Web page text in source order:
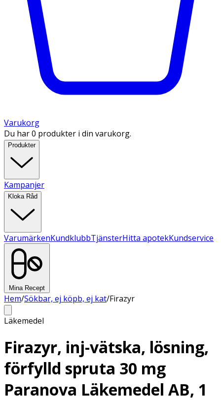
Varukorg
Du har 0 produkter i din varukorg.
Produkter
Kampanjer
Kloka Råd
VarumärkenKundklubbTjänsterHitta apotekKundservice
Mina Recept
Hem/Sökbar, ej köpb, ej kat/Firazyr
Läkemedel
Firazyr, inj-vätska, lösning,
förfylld spruta 30 mg
Paranova Läkemedel AB, 1